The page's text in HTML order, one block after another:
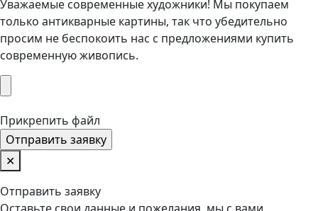
Уважаемые современные художники! Мы покупаем
только антикварные картины, так что убедительно
просим не беспокоить нас с предложениями купить
современную живопись.
Прикрепить файл
✕
Отправить заявку